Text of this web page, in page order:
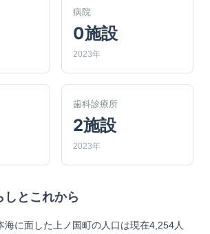
病院
0施設
2023年
歯科診療所
2施設
2023年
しとこれから
海に面した上ノ国町の人口は現在4,254人